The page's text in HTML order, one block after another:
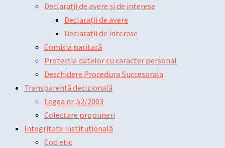
Declarații de avere și de interese
Declarații de avere
Declarații de interese
Comisia paritară
Protecția datelor cu caracter personal
Deschidere Procedura Succesorala
Transparență decizională
Legea nr. 52/2003
Colectare propuneri
Integritate instituțională
Cod etic